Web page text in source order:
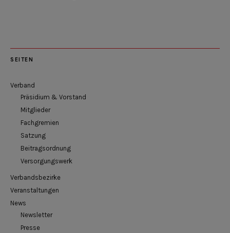
SEITEN
Verband
Präsidium & Vorstand
Mitglieder
Fachgremien
Satzung
Beitragsordnung
Versorgungswerk
Verbandsbezirke
Veranstaltungen
News
Newsletter
Presse